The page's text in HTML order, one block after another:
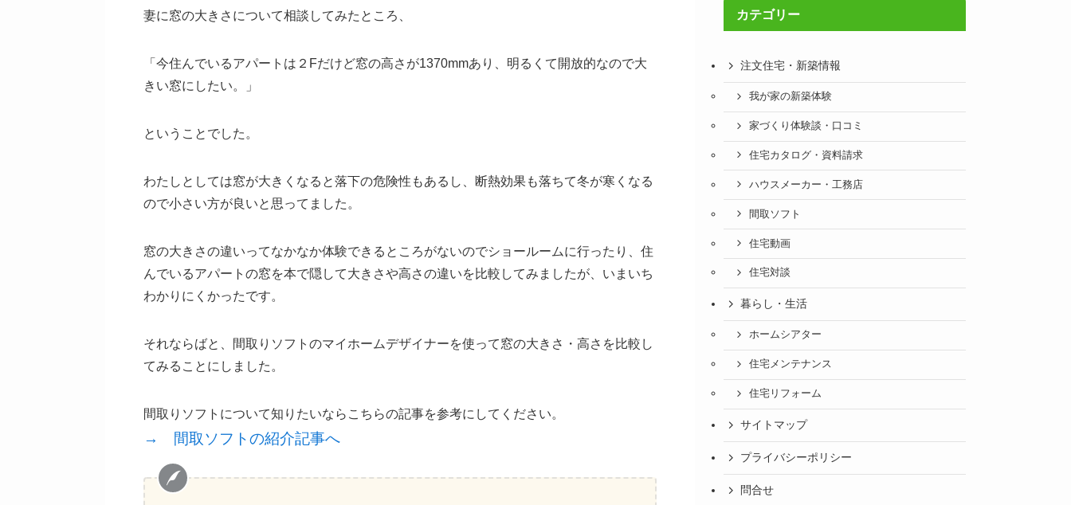
妻に窓の大きさについて相談してみたところ、
「今住んでいるアパートは２Fだけど窓の高さが1370mmあり、明るくて開放的なので大
きい窓にしたい。」
ということでした。
わたしとしては窓が大きくなると落下の危険性もあるし、断熱効果も落ちて冬が寒くなる
ので小さい方が良いと思ってました。
窓の大きさの違いってなかなか体験できるところがないのでショールームに行ったり、住
んでいるアパートの窓を本で隠して大きさや高さの違いを比較してみましたが、いまいち
わかりにくかったです。
それならばと、間取りソフトのマイホームデザイナーを使って窓の大きさ・高さを比較し
てみることにしました。
間取りソフトについて知りたいならこちらの記事を参考にしてください。
→ 間取ソフトの紹介記事へ
カテゴリー
注文住宅・新築情報
我が家の新築体験
家づくり体験談・口コミ
住宅カタログ・資料請求
ハウスメーカー・工務店
間取ソフト
住宅動画
住宅対談
暮らし・生活
ホームシアター
住宅メンテナンス
住宅リフォーム
サイトマップ
プライバシーポリシー
問合せ